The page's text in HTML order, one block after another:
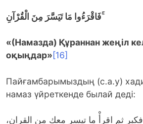
فَاقْرَءُوا مَا تَيَسَّرَ مِنَ الْقُرْآنِۚ
«(Намазда) Құраннан жеңіл
оқыңдар»[16]
Пайғамбарымыздың (с.а.у)
намаз үйреткенде былай деді:
ثم اقرأْ ما تيسر معك من القران،